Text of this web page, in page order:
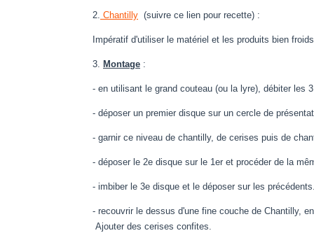
2. Chantilly (suivre ce lien pour recette) :
Impératif d'utiliser le matériel et les produits bien
3. Montage :
- en utilisant le grand couteau (ou la lyre), débiter les
- déposer un premier disque sur un cercle de
- garnir ce niveau de chantilly, de cerises puis de
- déposer le 2e disque sur le 1er et procéder de la
- imbiber le 3e disque et le déposer sur les
- recouvrir le dessus d'une fine couche de Chantilly,
Ajouter des cerises confites.